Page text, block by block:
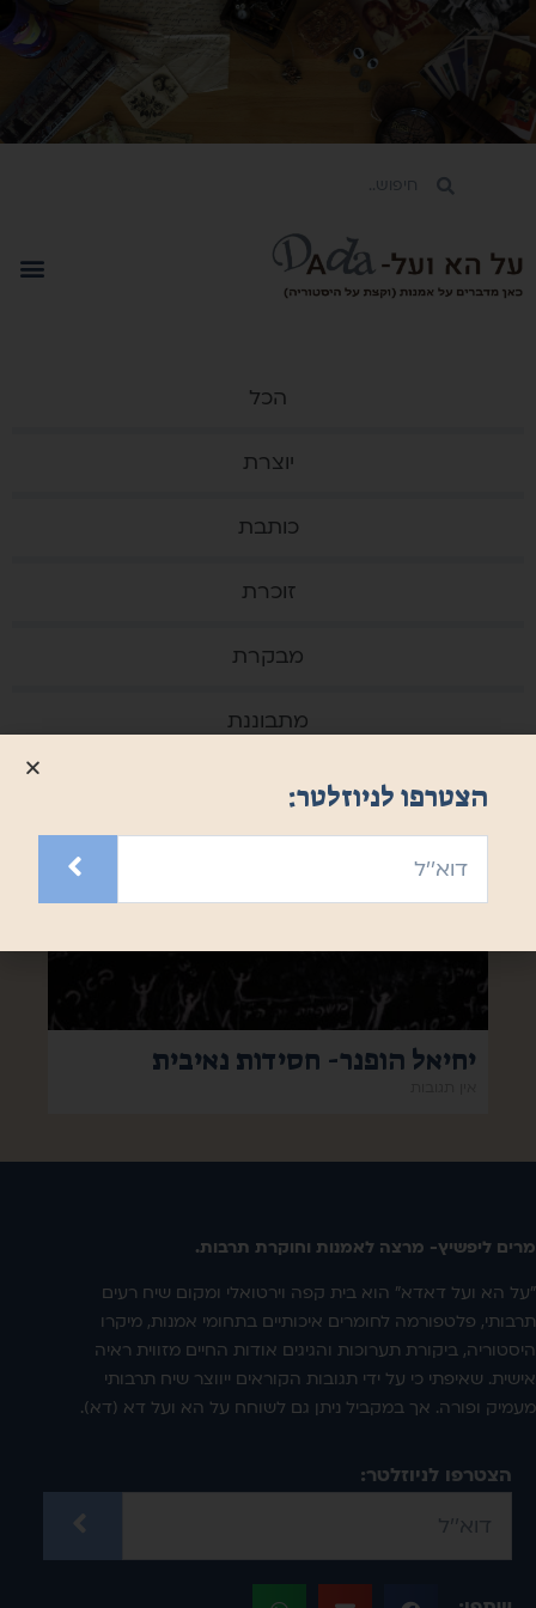
הכל
יוצרת
כותבת
זוכרת
מבקרת
מתבוננת
יחיאל הופנר- חסידות נאיבית
מרים ליפשיץ- מרצה לאמנות וחוקרת תרבות.
"על הא ועל דאדא" הוא בית קפה וירטואלי ומקום שיח רעים
תרבותי, פלטפורמה לחומרים איכותיים בתחומי אמנות, מיקרו
היסטוריה, ביקורת תערוכות והגיגים אודות החיים מזווית ראיה
אישית. שאיפתי כי על ידי תגובות הקוראים ייווצר שיח תרבותי
מעמיק ופורה. אך במקביל ניתן גם לשוחח על הא ועל דא (דא).
הצטרפו לניוזלטר:
הצטרפו לניוזלטר: